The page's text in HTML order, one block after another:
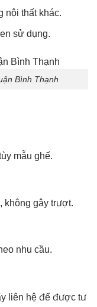
nội thất khác.
sử dụng.
Bình Thạnh
mẫu ghế.
không gây trượt.
nhu cầu.
liên hệ để được tư